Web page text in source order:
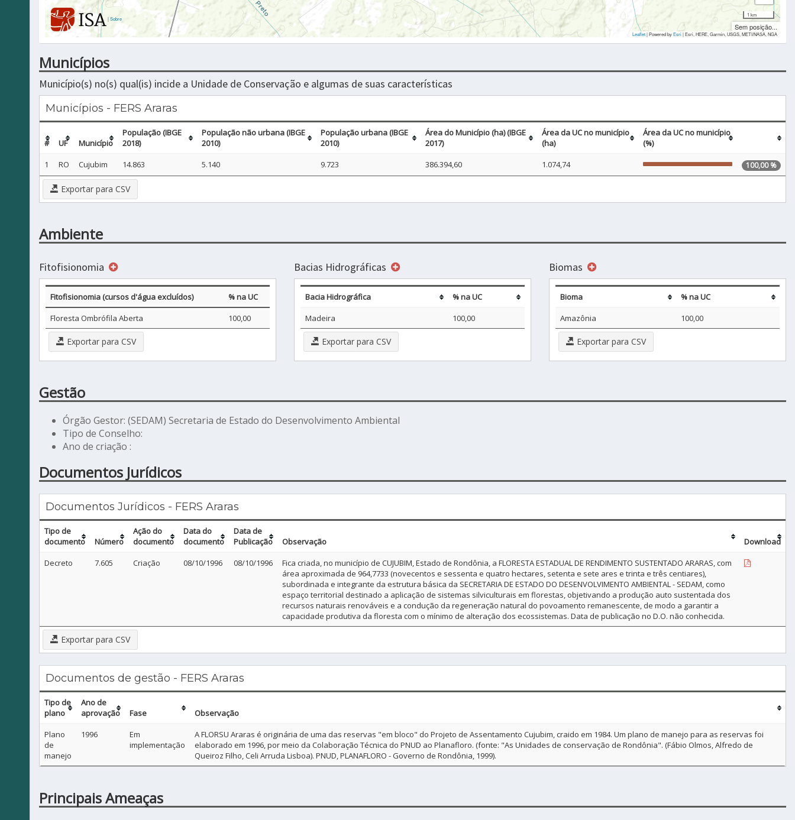
|Sobre
1 km
Sem posição...
Leaflet| Powered byEsri|Esri, HERE, Garmin, USGS, METI/NASA, NGA
Municípios
Município(s) no(s) qual(is) incide a Unidade de Conservação e algumas de suas características
Municípios - FERS Araras
# UF Município
População (IBGE
2018)
População não urbana (IBGE
2010)
População urbana (IBGE
2010)
Área do Município (ha) (IBGE
2017)
Área da UC no município
(ha)
Área da UC no município
(%)
1
RO Cujubim 14.863 5.140 9.723 386.394,60 1.074,74 100,00 %
Exportar para CSV
Ambiente
Fitofisionomia
Fitofisionomia (cursos d'água excluídos)
% na UC
Floresta Ombrófila Aberta
100,00
Exportar para CSV
Bacias Hidrográficas
Bacia Hidrográfica
% na UC
Madeira
100,00
Exportar para CSV
Biomas
Bioma
% na UC
Amazônia
100,00
Exportar para CSV
Gestão
Órgão Gestor: (SEDAM) Secretaria de Estado do Desenvolvimento Ambiental
Tipo de Conselho:
Ano de criação :
Documentos Jurídicos
Documentos Jurídicos - FERS Araras
Tipo de
documento
Número
Ação do
documento
Data do
documento
Data de
Publicação
Observação
Download
Decreto
7.605 Criação 08/10/1996 08/10/1996
Fica criada, no município de CUJUBIM, Estado de Rondônia, a FLORESTA ESTADUAL DE RENDIMENTO SUSTENTADO ARARAS, com
área aproximada de 964,7733 (novecentos e sessenta e quatro hectares, setenta e sete ares e trinta e três centiares),
subordinada e integrante da estrutura básica da SECRETARIA DE ESTADO DO DESENVOLVIMENTO AMBIENTAL - SEDAM, como
espaço territorial destinado a aplicação de sistemas silviculturais em florestas, objetivando a produção auto sustentada dos
recursos naturais renováveis e a condução da regeneração natural do povoamento remanescente, de modo a garantir a
capacidade produtiva da floresta com o mínimo de alteração dos ecossistemas. Data de publicação no D.O. não conhecida.
Exportar para CSV
Documentos de gestão - FERS Araras
Tipo de
plano
Ano de
aprovação
Fase
Observação
Plano
de
manejo
1996
Em
implementação
A FLORSU Araras é originária de uma das reservas "em bloco" do Projeto de Assentamento Cujubim, craido em 1984. Um plano de manejo para as reservas foi
elaborado em 1996, por meio da Colaboração Técnica do PNUD ao Planafloro. (fonte: "As Unidades de conservação de Rondônia". (Fábio Olmos, Alfredo de
Queiroz Filho, Celi Arruda Lisboa). PNUD, PLANAFLORO - Governo de Rondônia, 1999).
Principais Ameaças